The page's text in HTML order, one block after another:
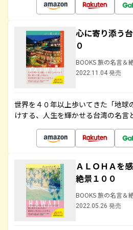
心に寄り添う
０
BOOKS 旅の名言＆
2022.11.04 発売
世界を４０年以上歩いてきた「地球
けする、人生を輝かせる台湾の名言
ＡＬＯＨＡを
絶景１００
BOOKS 旅の名言＆
2022.05.26 発売